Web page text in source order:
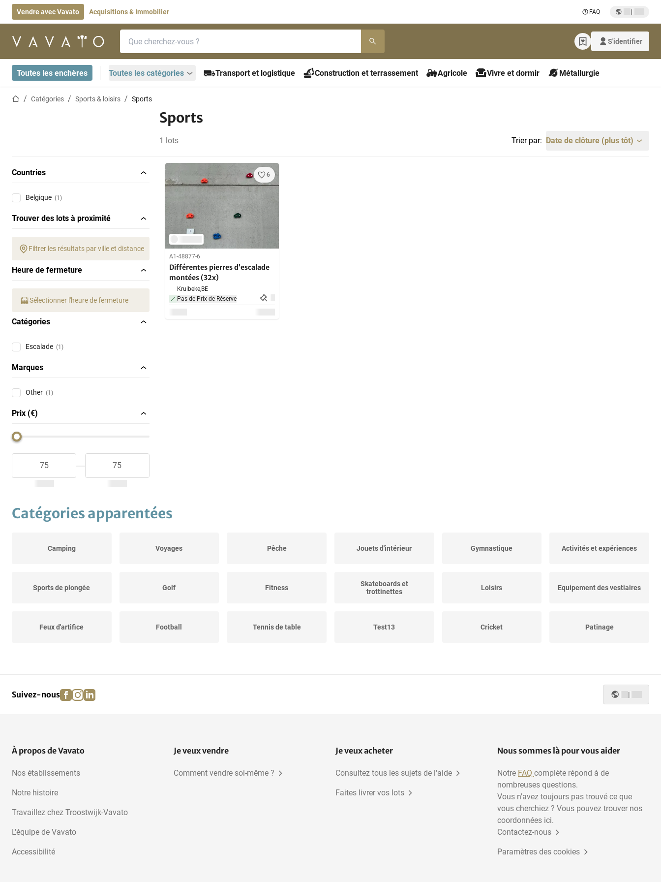
Vendre avec Vavato Acquisitions & Immobilier FAQ |
Page d'accueil S'identifier
Toutes les enchères Toutes les catégories Transport et logistique Construction et terrassement Agricole Vivre et dormir Métallurgie
Page d'accueil
Catégories Sports & loisirs Sports
Sports
1 lots Trier par: Date de clôture (plus tôt)
Countries
Belgique (1)
Trouver des lots à proximité
Filtrer les résultats par ville et distance
Heure de fermeture
Sélectionner l'heure de fermeture
Catégories
Escalade (1)
Marques
Other (1)
Prix (€)
6
A1-48877-6
Différentes pierres d’escalade
montées (32x)
Kruibeke,BE
Pas de Prix de Réserve
Catégories apparentées
Camping Voyages Pêche Jouets d'intérieur Gymnastique Activités et expériences
Sports de plongée Golf Fitness
Skateboards et
trottinettes
Loisirs Equipement des vestiaires
Feux d'artifice Football Tennis de table Test13 Cricket Patinage
Course
Basket-ball Volleyball Randonnée
Suivez-nous facebook
instagram
linkedin |
À propos de Vavato
Nos établissements
Notre histoire
Travaillez chez Troostwijk-Vavato
L'équipe de Vavato
Accessibilité
Je veux vendre
Comment vendre soi-même ?
Je veux acheter
Consultez tous les sujets de l'aide
Faites livrer vos lots
Nous sommes là pour vous aider
Notre FAQ complète répond à de
nombreuses questions.
Vous n'avez toujours pas trouvé ce que
vous cherchiez ? Vous pouvez trouver nos
coordonnées ici.
Contactez-nous
Paramètres des cookies